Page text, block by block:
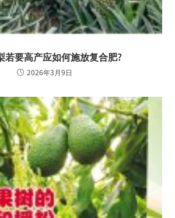
若要高产应如何施放复合肥?
2026年3月9日